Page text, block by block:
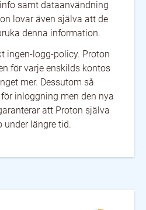
samt dataanvändning
lovar även själva att de
denna information.
ingen-logg-policy. Proton
för varje enskilds kontos
mer. Dessutom så
inloggning men den nya
att Proton själva
under längre tid.